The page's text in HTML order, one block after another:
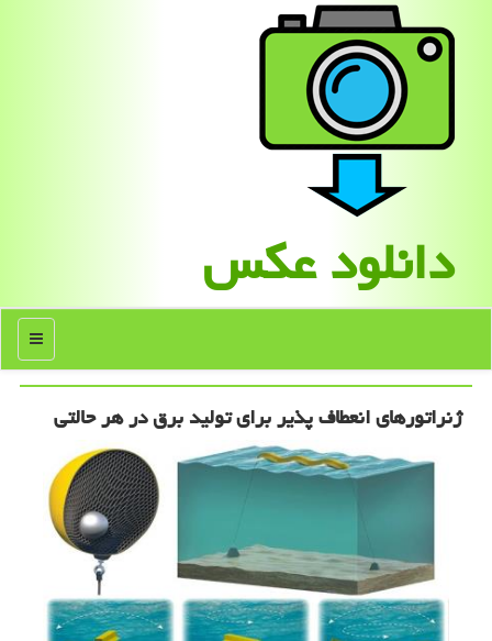
دانلود عكس
منو
ژنراتورهای انعطاف پذیر برای تولید برق در هر حالتی